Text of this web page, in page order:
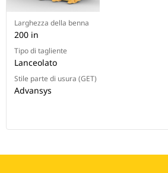
Larghezza della benna
200 in
Tipo di tagliente
Lanceolato
Stile parte di usura (GET)
Advansys